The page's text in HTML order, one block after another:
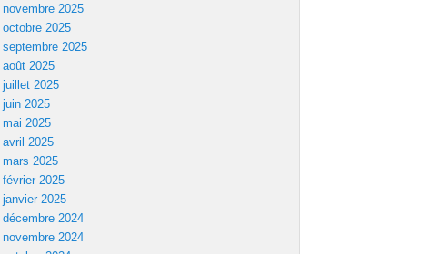
novembre 2025
octobre 2025
septembre 2025
août 2025
juillet 2025
juin 2025
mai 2025
avril 2025
mars 2025
février 2025
janvier 2025
décembre 2024
novembre 2024